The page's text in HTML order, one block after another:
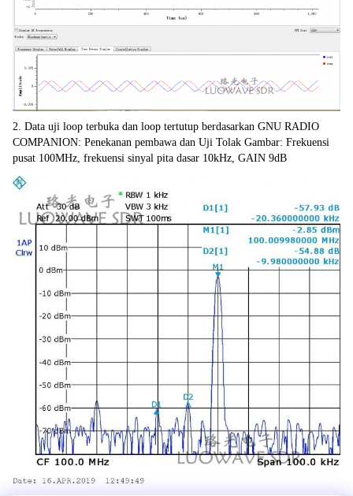
2. Data uji loop terbuka dan loop tertutup berdasarkan GNU RADIO
COMPANION: Penekanan pembawa dan Uji Tolak Gambar: Frekuensi
pusat 100MHz, frekuensi sinyal pita dasar 10kHz, GAIN 9dB